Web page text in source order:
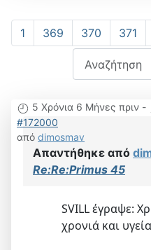
1 369 370 371
5 Χρόνια 6 Μήνες πριν -
#172000
από dimosmav
Απαντήθηκε από
Re:Re:Primus 45
SVILL έγραψε:
χρονιά και